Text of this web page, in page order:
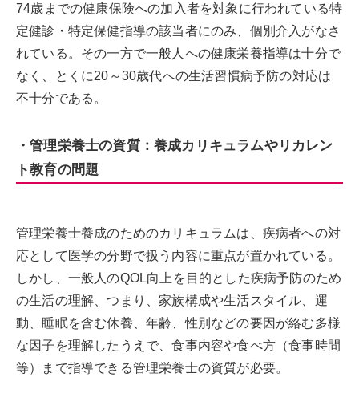
74歳までの健康保険への加入者を対象に行われている特
定健診・特定保健指導の該当者にのみ、個別介入がなさ
れている。その一方で一般人への健康栄養指導は十分で
なく、とくに20～30歳代への生活習慣病予防の対応は
不十分である。
・管理栄養士の資質：養成カリキュラムやリカレン
ト教育の問題
管理栄養士養成のためのカリキュラムは、疾病者への対
応として医学の分野で扱う内容に重点が置かれている。
しかし、一般人のQOL向上を目的とした疾病予防のため
の生活の理解、つまり、家族構成や生活スタイル、運
動、睡眠を含む休養、年齢、性別などの要因が絡む多様
な因子を理解したうえで、食事内容や食べ方（食事時間
等）まで指導できる管理栄養士の資質が必要。